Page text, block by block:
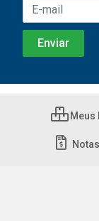
Meus